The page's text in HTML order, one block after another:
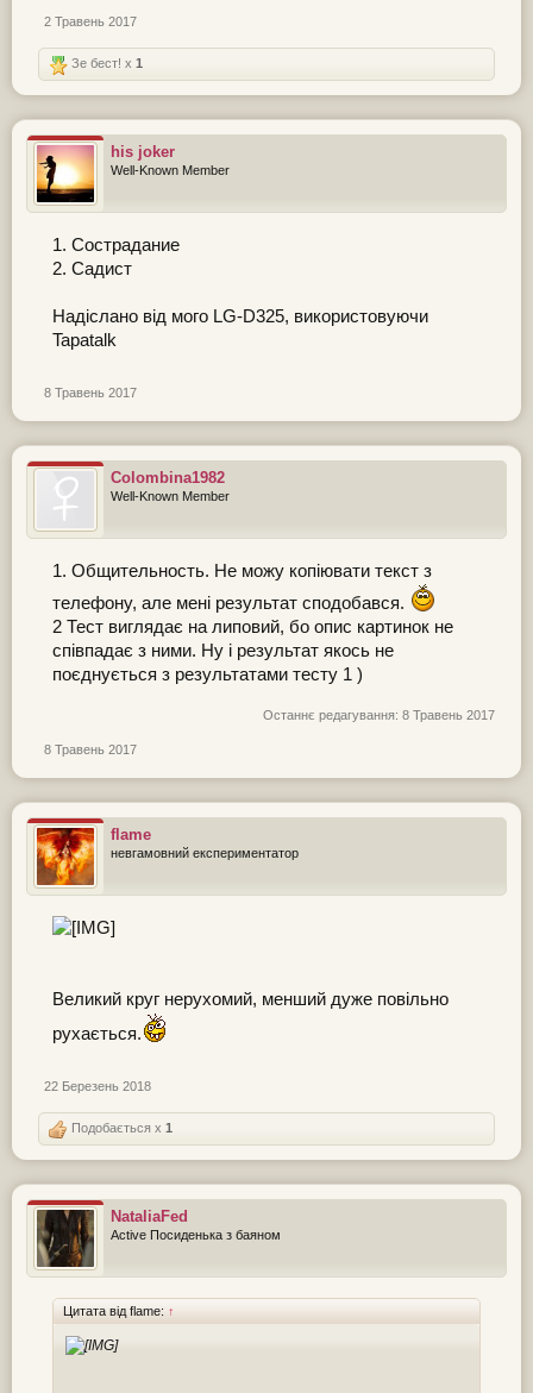
2 Травень 2017
Зе бест! x 1
his joker
Well-Known Member
1. Сострадание
2. Садист
Надіслано від мого LG-D325, використовуючи
Tapatalk
8 Травень 2017
Colombina1982
Well-Known Member
1. Общительность. Не можу копіювати текст з
телефону, але мені результат сподобався.
2 Тест виглядає на липовий, бо опис картинок не
співпадає з ними. Ну і результат якось не
поєднується з результатами тесту 1 )
Останнє редагування: 8 Травень 2017
8 Травень 2017
flame
невгамовний експериментатор
Великий круг нерухомий, менший дуже повільно
рухається.
22 Березень 2018
Подобається x 1
NataliaFed
Active Посиденька з баяном
Цитата від flame: ↑